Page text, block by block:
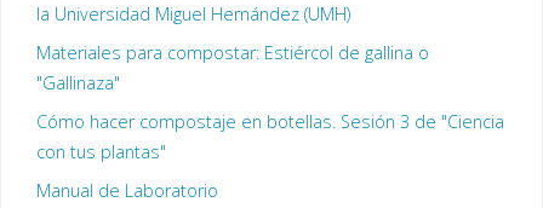
la Universidad Miguel Hernández (UMH)
Materiales para compostar: Estiércol de gallina o
"Gallinaza"
Cómo hacer compostaje en botellas. Sesión 3 de "Ciencia
con tus plantas"
Manual de Laboratorio